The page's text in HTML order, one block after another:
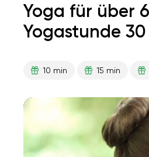
Yoga für über
Yogastunde
10 min 15 min